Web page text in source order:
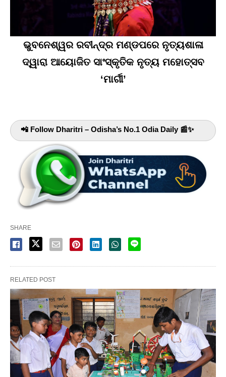
ଭୁବନେଶ୍ୱର ରବୀନ୍ଦ୍ର ମଣ୍ଡପରେ ନୃତ୍ୟଶାଳା
ଦ୍ୱାରା ଆୟୋଜିତ ସାଂସ୍କୃତିକ ନୃତ୍ୟ ମହୋତ୍ସବ
‘ମାର୍ଗୀ’
📲 Follow Dharitri – Odisha’s No.1 Odia Daily 📰✨
SHARE
RELATED POST